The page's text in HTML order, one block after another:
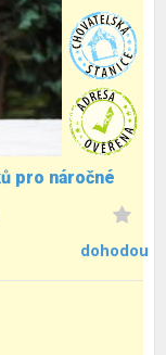
pro náročné
dohodou